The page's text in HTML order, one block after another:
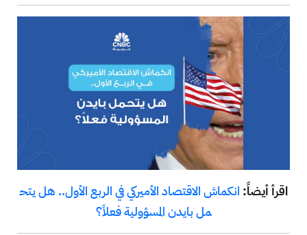
اقرأ أيضاً: انكماش الاقتصاد الأميركي في الربع الأول.. هل يتح
مل بايدن المسؤولية فعلاً؟